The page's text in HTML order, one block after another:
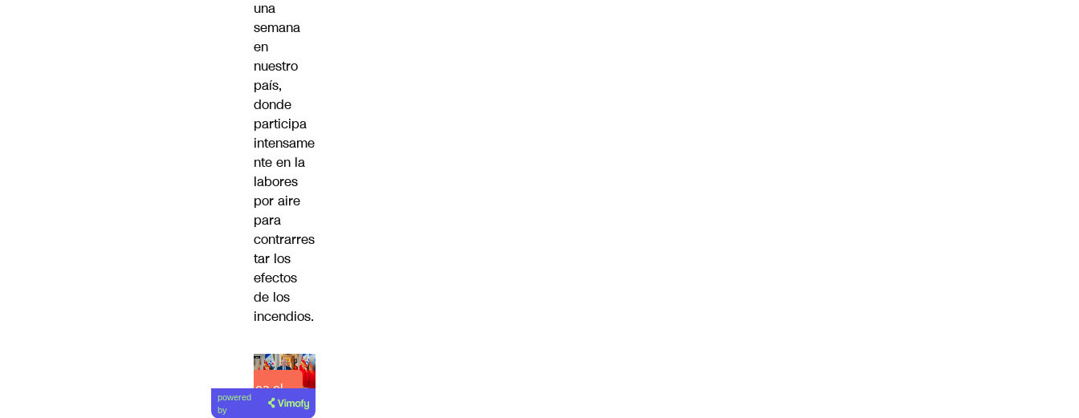
una
semana
en
nuestro
país,
donde
participa
intensame
nte en la
labores
por aire
para
contrarres
tar los
efectos
de los
incendios.
Lea el
artículo
powered
by